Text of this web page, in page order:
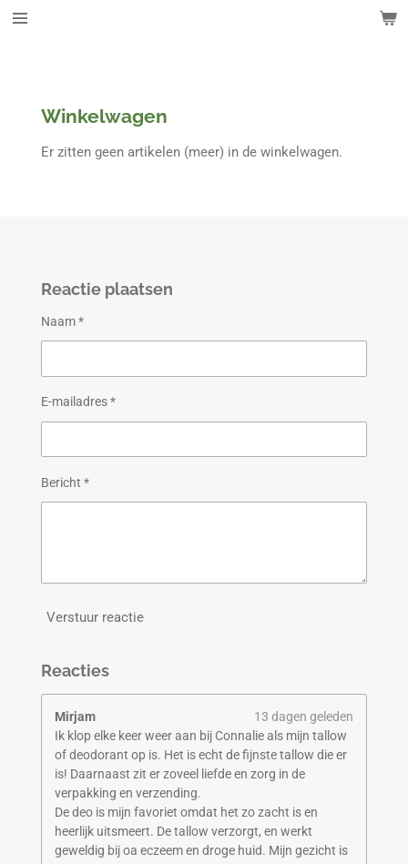
Ga
Winkelwagen
Er zitten geen artikelen (meer) in de winkelwagen.
Reactie plaatsen
Naam *
E-mailadres *
Bericht *
Verstuur reactie
Reacties
Mirjam
13 dagen geleden
Ik klop elke keer weer aan bij Connalie als mijn tallow
of deodorant op is. Het is echt de fijnste tallow die er
is! Daarnaast zit er zoveel liefde en zorg in de
verpakking en verzending.
De deo is mijn favoriet omdat het zo zacht is en
heerlijk uitsmeert. De tallow verzorgt, en werkt
geweldig bij oa eczeem en droge huid. Mijn gezicht is